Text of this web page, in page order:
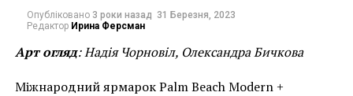
Опубліковано 3 роки назад 31 Березня, 2023
Редактор Ирина Ферсман
Арт огляд: Надія Чорновіл, Олександра Бичкова
Міжнародний ярмарок Palm Beach Modern +